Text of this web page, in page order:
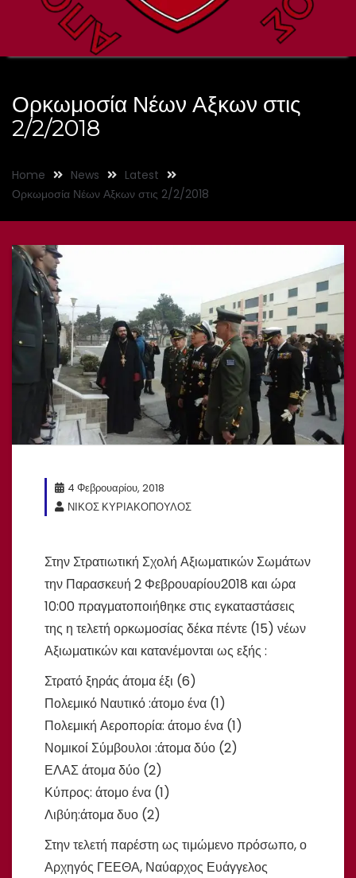
Ορκωμοσία Νέων Αξκων στις
2/2/2018
Home News
Latest
Ορκωμοσία Νέων Αξκων στις 2/2/2018
4 Φεβρουαρίου, 2018
ΝΙΚΟΣ ΚΥΡΙΑΚΟΠΟΥΛΟΣ
Στην Στρατιωτική Σχολή Αξιωματικών Σωμάτων
την Παρασκευή 2 Φεβρουαρίου2018 και ώρα
10:00 πραγματοποιήθηκε στις εγκαταστάσεις
της η τελετή ορκωμοσίας δέκα πέντε (15) νέων
Αξιωματικών και κατανέμονται ως εξής :
Στρατό ξηράς άτομα έξι (6)
Πολεμικό Ναυτικό :άτομο ένα (1)
Πολεμική Αεροπορία: άτομο ένα (1)
Νομικοί Σύμβουλοι :άτομα δύο (2)
ΕΛΑΣ άτομα δύο (2)
Κύπρος: άτομο ένα (1)
Λιβύη:άτομα δυο (2)
Στην τελετή παρέστη ως τιμώμενο πρόσωπο, ο
Αρχηγός ΓΕΕΘΑ, Ναύαρχος Ευάγγελος